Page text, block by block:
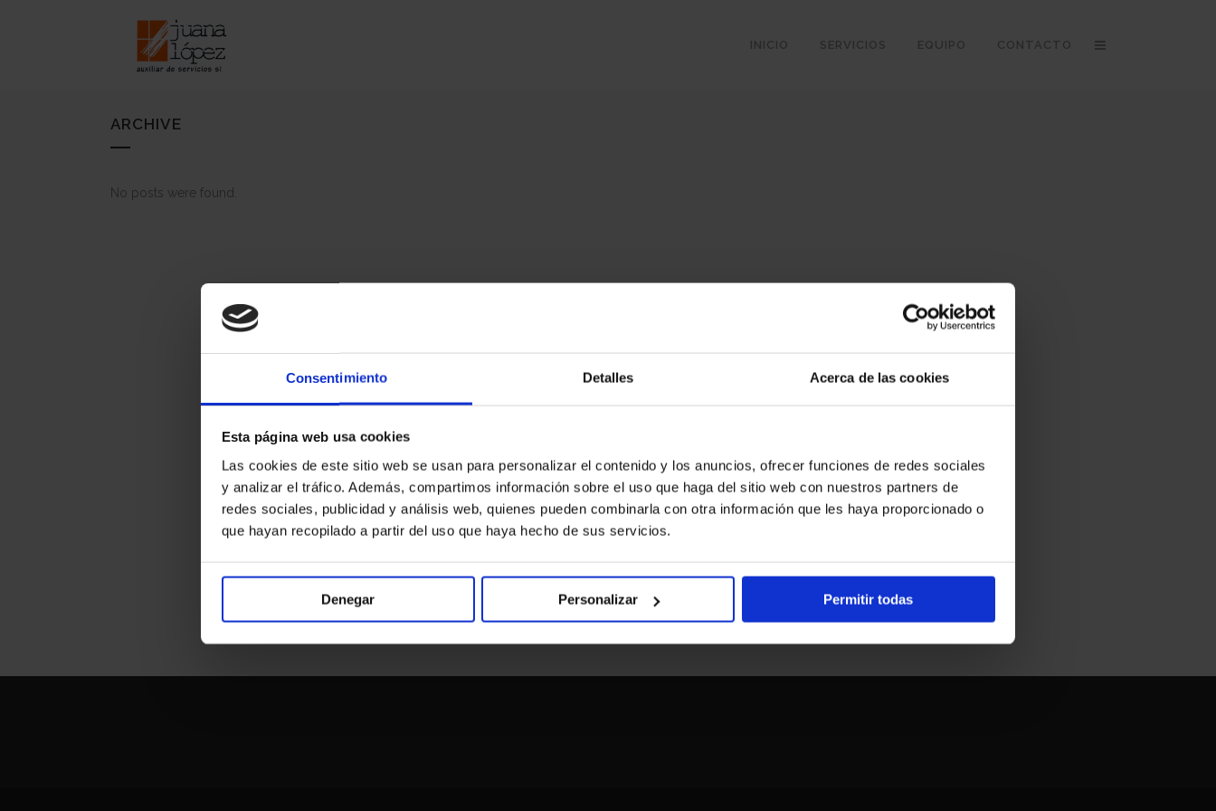
Consentimiento Detalles Acerca de las cookies
Esta página web usa cookies
Las cookies de este sitio web se usan para personalizar el contenido y los anuncios, ofrecer funciones de redes sociales
y analizar el tráfico. Además, compartimos información sobre el uso que haga del sitio web con nuestros partners de
redes sociales, publicidad y análisis web, quienes pueden combinarla con otra información que les haya proporcionado o
que hayan recopilado a partir del uso que haya hecho de sus servicios.
Denegar Personalizar Permitir todas
INICIO SERVICIOS EQUIPO CONTACTO
ARCHIVE
No posts were found.